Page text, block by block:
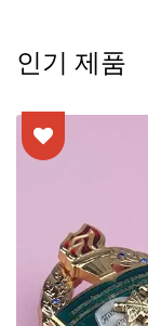
인기 제품